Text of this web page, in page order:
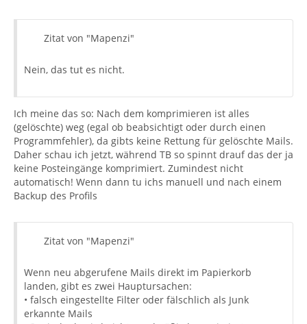
Zitat von "Mapenzi"
Nein, das tut es nicht.
Ich meine das so: Nach dem komprimieren ist alles
(gelöschte) weg (egal ob beabsichtigt oder durch einen
Programmfehler), da gibts keine Rettung für gelöschte Mails.
Daher schau ich jetzt, während TB so spinnt drauf das der ja
keine Posteingänge komprimiert. Zumindest nicht
automatisch! Wenn dann tu ichs manuell und nach einem
Backup des Profils
Zitat von "Mapenzi"
Wenn neu abgerufene Mails direkt im Papierkorb
landen, gibt es zwei Hauptursachen:
• falsch eingestellte Filter oder fälschlich als Junk
erkannte Mails